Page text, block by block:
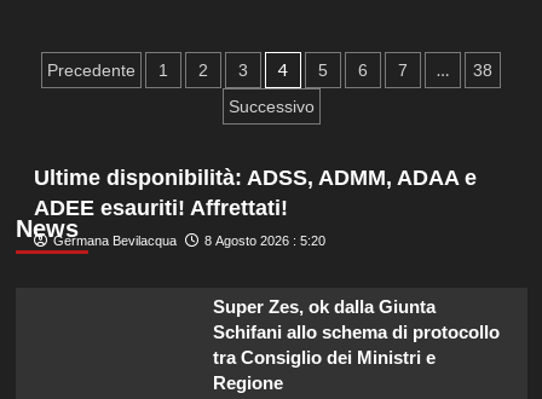
il
nuovo
“Blue
Bloods”
debutta
su
Paginazione
Precedente 1 2 3 4 5 6 7 …
38
Successivo
News
Ultime disponibilità: ADSS, ADMM, ADAA e
ADEE esauriti! Affrettati!
Germana Bevilacqua 8 Agosto 2026 : 5:20
Super Zes, ok dalla Giunta
Schifani allo schema di protocollo
tra Consiglio dei Ministri e
Regione